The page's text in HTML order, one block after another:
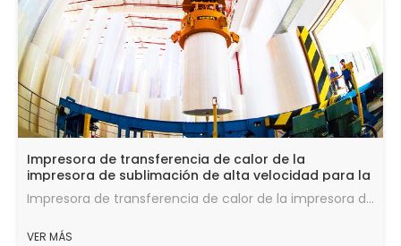
Impresora de transferencia de calor de la
impresora de sublimación de alta velocidad para la
impresión digital 5198-8
Impresora de transferencia de calor de la impresora de sublimación de alta velocidad para la impresión digital (5198-8)
VER MÁS